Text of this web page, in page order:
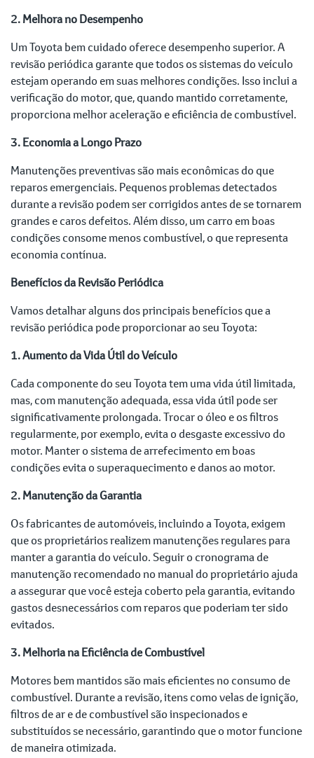
2. Melhora no Desempenho
Um Toyota bem cuidado oferece desempenho superior. A
revisão periódica garante que todos os sistemas do veículo
estejam operando em suas melhores condições. Isso inclui a
verificação do motor, que, quando mantido corretamente,
proporciona melhor aceleração e eficiência de combustível.
3. Economia a Longo Prazo
Manutenções preventivas são mais econômicas do que
reparos emergenciais. Pequenos problemas detectados
durante a revisão podem ser corrigidos antes de se tornarem
grandes e caros defeitos. Além disso, um carro em boas
condições consome menos combustível, o que representa
economia contínua.
Benefícios da Revisão Periódica
Vamos detalhar alguns dos principais benefícios que a
revisão periódica pode proporcionar ao seu Toyota:
1. Aumento da Vida Útil do Veículo
Cada componente do seu Toyota tem uma vida útil limitada,
mas, com manutenção adequada, essa vida útil pode ser
significativamente prolongada. Trocar o óleo e os filtros
regularmente, por exemplo, evita o desgaste excessivo do
motor. Manter o sistema de arrefecimento em boas
condições evita o superaquecimento e danos ao motor.
2. Manutenção da Garantia
Os fabricantes de automóveis, incluindo a Toyota, exigem
que os proprietários realizem manutenções regulares para
manter a garantia do veículo. Seguir o cronograma de
manutenção recomendado no manual do proprietário ajuda
a assegurar que você esteja coberto pela garantia, evitando
gastos desnecessários com reparos que poderiam ter sido
evitados.
3. Melhoria na Eficiência de Combustível
Motores bem mantidos são mais eficientes no consumo de
combustível. Durante a revisão, itens como velas de ignição,
filtros de ar e de combustível são inspecionados e
substituídos se necessário, garantindo que o motor funcione
de maneira otimizada.